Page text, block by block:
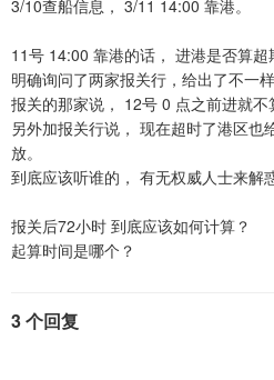
3/10查船信息， 3/11 14:00 靠港。
11号 14:00 靠港的话， 进港是否算超
明确询问了两家报关行，给出了不一
报关的那家说， 12号 0 点之前进就不
另外加报关行说， 现在超时了港区也
放。
到底应该听谁的， 有无权威人士来解惑
报关后72小时 到底应该如何计算？
起算时间是哪个？
3 个回复